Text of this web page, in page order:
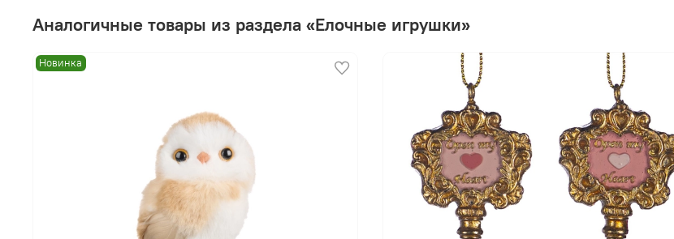
Аналогичные товары из раздела «Елочные игрушки»
Новинка